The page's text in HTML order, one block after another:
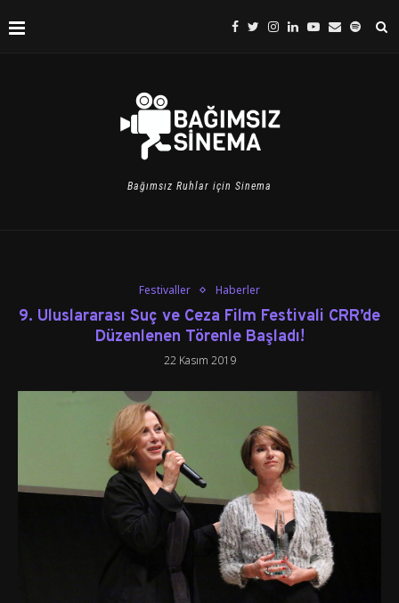
Bağımsız Ruhlar için Sinema
Festivaller Haberler
9. Uluslararası Suç ve Ceza Film Festivali CRR’de
Düzenlenen Törenle Başladı!
22 Kasım 2019